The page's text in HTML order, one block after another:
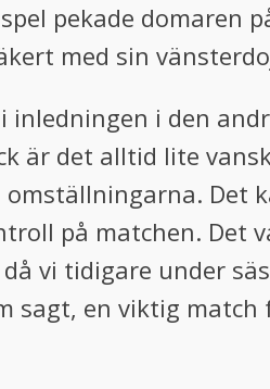
pekade domaren
med sin
inledningen i den
är det alltid lite
Det
på matchen. Det
vi tidigare under
sagt, en viktig